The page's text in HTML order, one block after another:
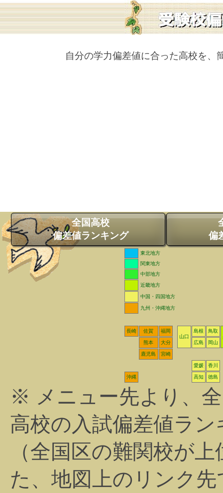
自分の学力偏差値に合った高校を、
全国高校
偏差値ランキング
偏
東北地方
関東地方
中部地方
近畿地方
中国・四国地方
九州・沖縄地方
長崎 佐賀
福岡
山口
島根
鳥取
熊本
大分 広島 岡山
鹿児島 宮崎
愛媛 香川
沖縄 高知 徳島
※ メニュー先より、
高校の入試偏差値ラ
（全国区の難関校が
た、地図上のリンク